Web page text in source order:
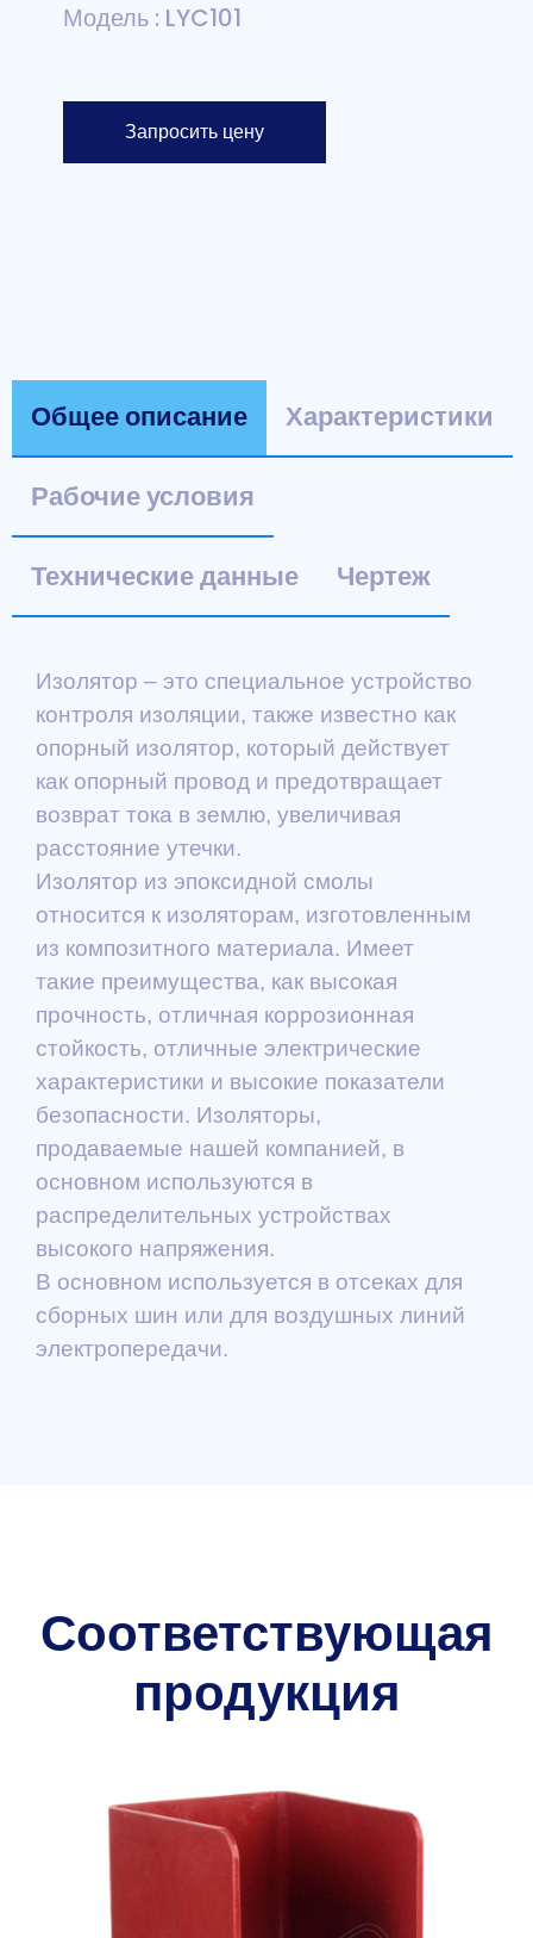
Модель : LYC101
Запросить цену
Общее описание Характеристики
Рабочие условия
Технические данные Чертеж
Изолятор – это специальное устройство
контроля изоляции, также известно как
опорный изолятор, который действует
как опорный провод и предотвращает
возврат тока в землю, увеличивая
расстояние утечки.
Изолятор из эпоксидной смолы
относится к изоляторам, изготовленным
из композитного материала. Имеет
такие преимущества, как высокая
прочность, отличная коррозионная
стойкость, отличные электрические
характеристики и высокие показатели
безопасности. Изоляторы,
продаваемые нашей компанией, в
основном используются в
распределительных устройствах
высокого напряжения.
В основном используется в отсеках для
сборных шин или для воздушных линий
электропередачи.
Соответствующая
продукция